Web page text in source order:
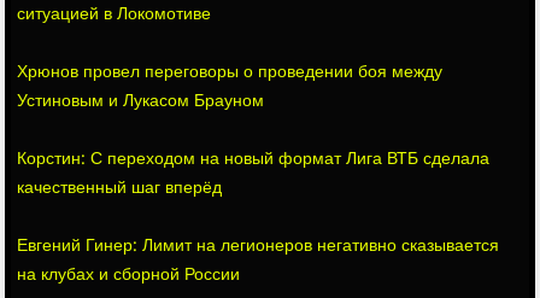
ситуацией в Локомотиве
Хрюнов провел переговоры о проведении боя между
Устиновым и Лукасом Брауном
Корстин: С переходом на новый формат Лига ВТБ сделала
качественный шаг вперёд
Евгений Гинер: Лимит на легионеров негативно сказывается
на клубах и сборной России